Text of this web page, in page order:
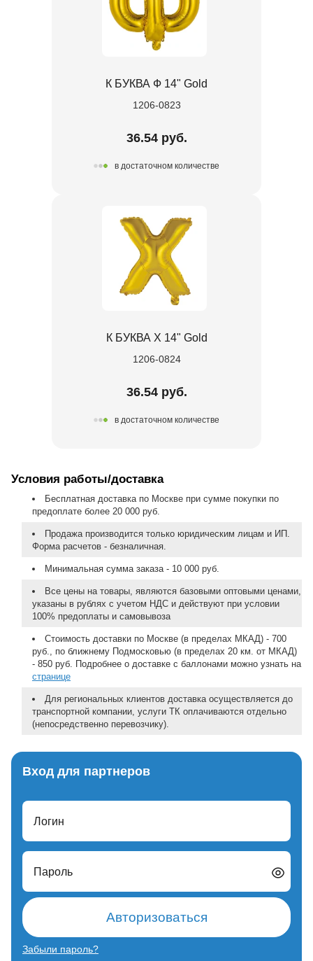
К БУКВА Ф 14" Gold
1206-0823
36.54 руб.
в достаточном количестве
К БУКВА Х 14" Gold
1206-0824
36.54 руб.
в достаточном количестве
Условия работы/доставка
Бесплатная доставка по Москве при сумме покупки по
предоплате более 20 000 руб.
Продажа производится только юридическим лицам и ИП.
Форма расчетов - безналичная.
Минимальная сумма заказа - 10 000 руб.
Все цены на товары, являются базовыми оптовыми ценами,
указаны в рублях с учетом НДС и действуют при условии
100% предоплаты и самовывоза
Стоимость доставки по Москве (в пределах МКАД) - 700
руб., по ближнему Подмосковью (в пределах 20 км. от МКАД)
- 850 руб. Подробнее о доставке с баллонами можно узнать на
странице
Для региональных клиентов доставка осуществляется до
транспортной компании, услуги ТК оплачиваются отдельно
(непосредственно перевозчику).
Вход для партнеров
Логин
Пароль
Авторизоваться
Забыли пароль?